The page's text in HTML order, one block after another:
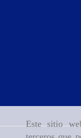
Este sitio